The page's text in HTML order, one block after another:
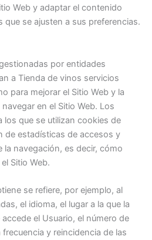
Web y adaptar el contenido
que se ajusten a sus preferencias.
por entidades
a Tienda de vinos servicios
para mejorar el Sitio Web y la
en el Sitio Web. Los
los que se utilizan cookies de
de estadísticas de accesos y
la navegación, es decir, cómo
Sitio Web.
se refiere, por ejemplo, al
el idioma, el lugar a la que la
el Usuario, el número de
y reincidencia de las